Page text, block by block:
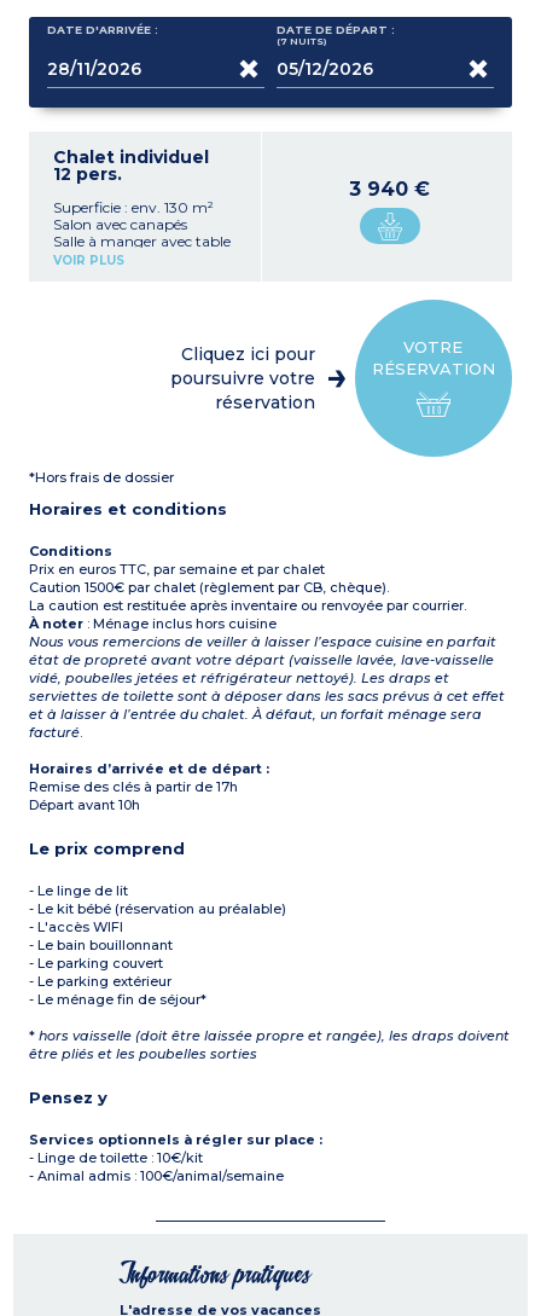
DATE D'ARRIVÉE : DATE DE DÉPART :
(7 NUITS)
Chalet individuel
12 pers.
Superficie : env. 130 m²
Salon avec canapés
Salle à manger avec table
et chaises
3 chambres doubles (lit
160) avec chacune sa salle
1 chambre quadruple avec
double
Terrasse panoramique
donnant sur la station
VOIR PLUS
3 940 €
VOTRE
RÉSERVATION
Cliquez ici pour
poursuivre votre
réservation
*Hors frais de dossier
Horaires et conditions
Conditions
Prix en euros TTC, par semaine et par chalet
Caution 1500€ par chalet (règlement par CB, chèque).
La caution est restituée après inventaire ou renvoyée par courrier.
À noter : Ménage inclus hors cuisine
Nous vous remercions de veiller à laisser l’espace cuisine en parfait
état de propreté avant votre départ (vaisselle lavée, lave-vaisselle
vidé, poubelles jetées et réfrigérateur nettoyé). Les draps et
serviettes de toilette sont à déposer dans les sacs prévus à cet effet
et à laisser à l’entrée du chalet. À défaut, un forfait ménage sera
facturé.
Horaires d’arrivée et de départ :
Remise des clés à partir de 17h
Départ avant 10h
Le prix comprend
- Le linge de lit
- Le kit bébé (réservation au préalable)
- L'accès WIFI
- Le bain bouillonnant
- Le parking couvert
- Le parking extérieur
- Le ménage fin de séjour*
*hors vaisselle (doit être laissée propre et rangée), les draps doivent
être pliés et les poubelles sorties
Pensez y
Services optionnels à régler sur place :
- Linge de toilette : 10€/kit
- Animal admis : 100€/animal/semaine
Informations pratiques
L'adresse de vos vacances